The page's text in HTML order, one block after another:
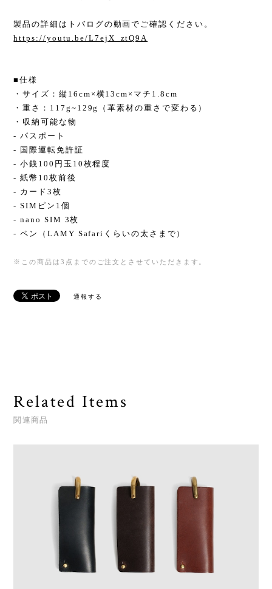
製品の詳細はトバログの動画でご確認ください。
https://youtu.be/L7ejX_ztQ9A
■仕様
・サイズ：縦16cm×横13cm×マチ1.8cm
・重さ：117g~129g（革素材の重さで変わる）
・収納可能な物
- パスポート
- 国際運転免許証
- 小銭100円玉10枚程度
- 紙幣10枚前後
- カード3枚
- SIMピン1個
- nano SIM 3枚
- ペン（LAMY Safariくらいの太さまで）
※この商品は3点までのご注文とさせていただきます。
通報する
Related Items
関連商品